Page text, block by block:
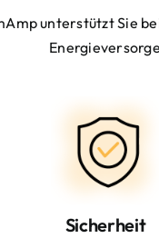
unterstützt Sie
Sicherheit